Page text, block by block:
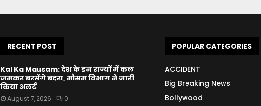
RECENT POST
Kal Ka Mausam: देश के इन राज्यों में कल
जमकर बरसेंगे बदरा, मौसम विभाग ने जारी
किया अलर्ट
August 7, 2026 0
POPULAR CATEGORIES
ACCIDENT
Big Breaking News
Bollywood